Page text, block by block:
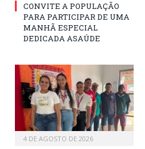
CONVITE A POPULAÇÃO
PARA PARTICIPAR DE UMA
MANHÃ ESPECIAL
DEDICADA ASAÚDE
4 DE AGOSTO DE 2026